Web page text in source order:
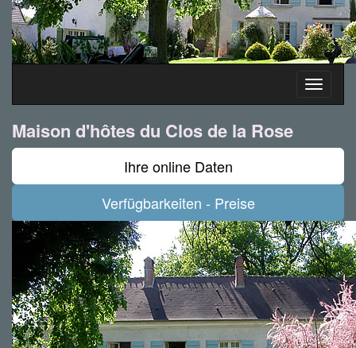
Toggle
Maison d'hôtes du Clos de la Rose
Ihre online Daten
Verfügbarkeiten - Preise